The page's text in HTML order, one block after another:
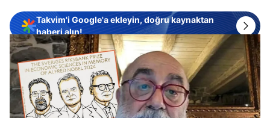
Takvim'i Google'a ekleyin, doğru kaynaktan
haberi alın!